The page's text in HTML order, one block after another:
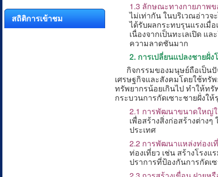
สถิติการเข้าชม
1.3 ลักษณะทางกายภาพข
ไม่เท่ากัน ในบริเวณอ่าวจ
ได้รับผลกระทบรุนแรงเมื่
เนื่องจากเป็นทะเลเปิด
ความลาดชันมาก
2. การเปลี่ยนแปลงชายฝั่
กิจกรรมของมนุษย์ถือเป็นปั
เศรษฐกิจและสังคมโดยใช้ท
ทรัพยากรน้อยเกินไป ทำให้ท
กระบวนการกัดเซาะชายฝั่งใ
2.1 การพัฒนาขนาดใหญ่
เพื่อสร้างสิ่งก่อสร้างต่าง
ประเทศ
2.2 การพัฒนาแหล่งท่องเ
ท่องเที่ยว เช่น สร้างโรง
ปราการที่ป้องกันการกัดเ